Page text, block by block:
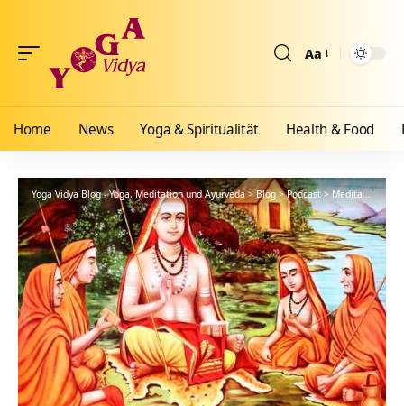
Aa
Home News Yoga & Spiritualität Health & Food
Yoga Vidya Blog - Yoga, Meditation und Ayurveda>Blog>Podcast>Meditationsanleitung